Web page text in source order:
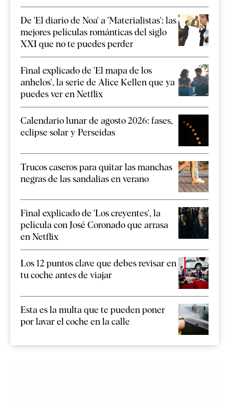
De 'El diario de Noa' a 'Materialistas': las
mejores películas románticas del siglo
XXI que no te puedes perder
Final explicado de 'El mapa de los
anhelos', la serie de Alice Kellen que ya
puedes ver en Netflix
Calendario lunar de agosto 2026: fases,
eclipse solar y Perseidas
Trucos caseros para quitar las manchas
negras de las sandalias en verano
Final explicado de 'Los creyentes', la
película con José Coronado que arrasa
en Netflix
Los 12 puntos clave que debes revisar en
tu coche antes de viajar
Esta es la multa que te pueden poner
por lavar el coche en la calle